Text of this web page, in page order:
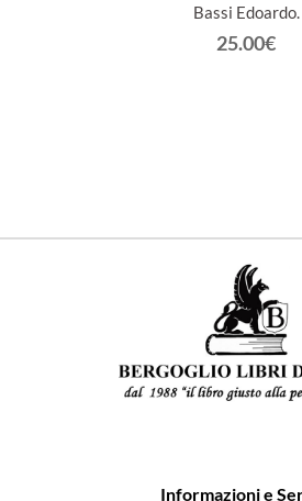
Bassi Edoardo.
25.00€
Informazioni e